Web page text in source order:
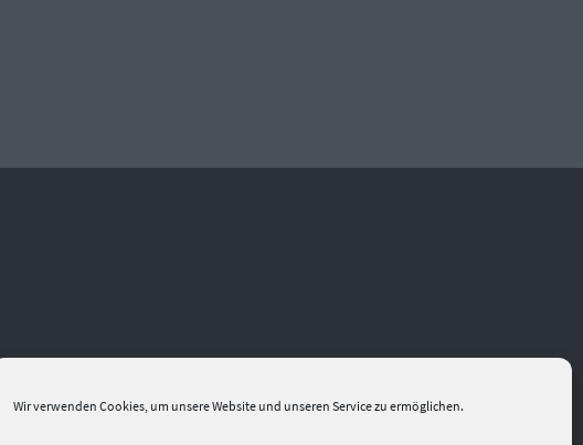
Wir verwenden Cookies, um unsere Website und unseren Service zu ermöglichen.